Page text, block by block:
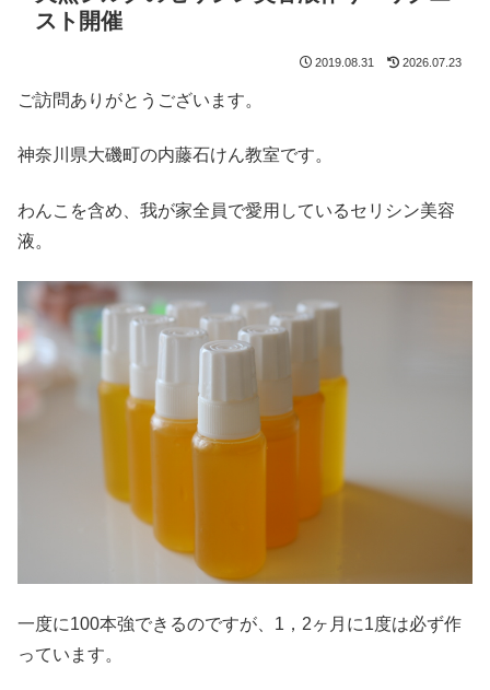
スト開催
2019.08.31 2026.07.23
ご訪問ありがとうございます。
神奈川県大磯町の内藤石けん教室です。
わんこを含め、我が家全員で愛用しているセリシン美容
液。
一度に100本強できるのですが、1，2ヶ月に1度は必ず作
っています。